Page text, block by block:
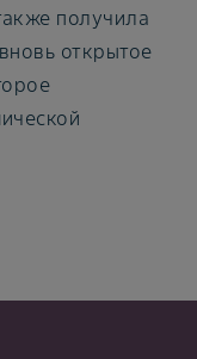
получила
открытое